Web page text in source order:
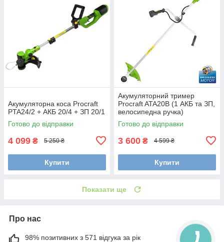
Акумуляторна коса Procraft
PTA24/2 + АКБ 20/4 + ЗП 20/1
Готово до відправки
4 099 ₴ 5 250 ₴
Купити
Акумуляторний тример
Procraft ATA20B (1 АКБ та ЗП,
велосипедна ручка)
Готово до відправки
3 600 ₴ 4 599 ₴
Купити
Показати ще
Про нас
98% позитивних з 571 відгука за рік